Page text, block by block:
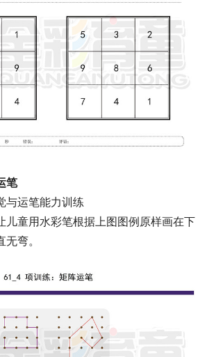
笔
与运笔能力训练
儿童用水彩笔根据上图图例原样画在下
弯。